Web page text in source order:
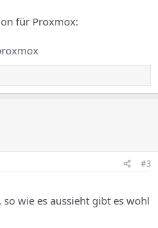
für Proxmox:
#3
wie es aussieht gibt es wohl